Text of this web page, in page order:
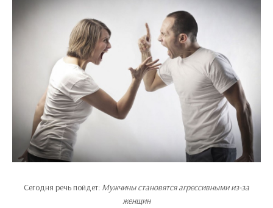
Сегодня речь пойдет: Мужчины становятся агрессивными из-за
женщин